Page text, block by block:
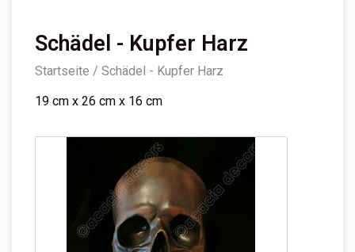
Schädel - Kupfer Harz
Startseite / Schädel - Kupfer Harz
19 cm x 26 cm x 16 cm